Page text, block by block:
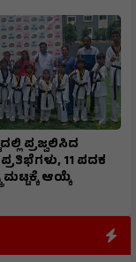
ಪ್ರಜ್ವಲಿಸಿದ
11 ಪದಕ
ಮಟ್ಟಕ್ಕೆ ಆಯ್ಕೆ